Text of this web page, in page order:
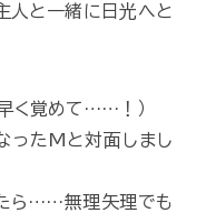
人と一緒に日光へと
早く覚めて……！）
ったMと対面しまし
ら……無理矢理でも